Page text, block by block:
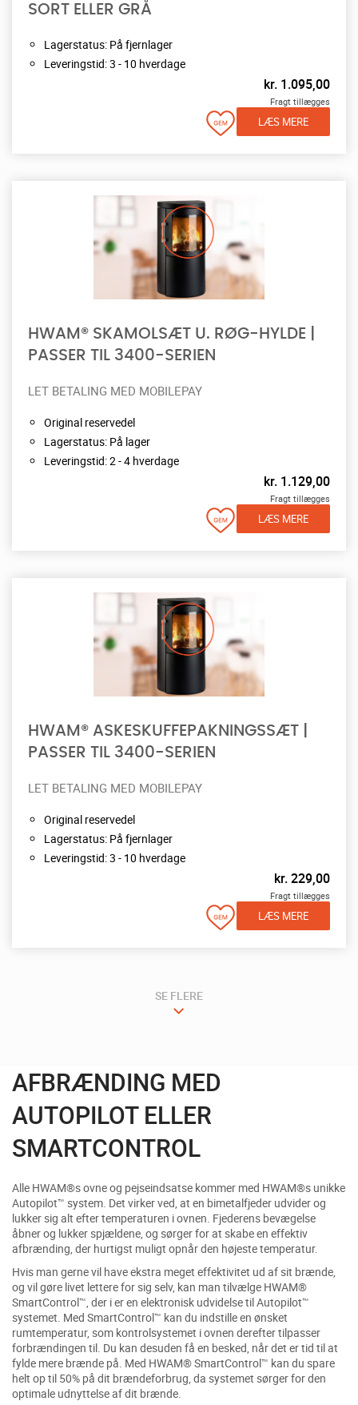
SORT ELLER GRÅ
Lagerstatus: På fjernlager
Leveringstid: 3 - 10 hverdage
kr. 1.095,00
Fragt tillægges
LÆS MERE
HWAM® SKAMOLSÆT U. RØG-HYLDE |
PASSER TIL 3400-SERIEN
LET BETALING MED MOBILEPAY
Original reservedel
Lagerstatus: På lager
Leveringstid: 2 - 4 hverdage
kr. 1.129,00
Fragt tillægges
LÆS MERE
HWAM® ASKESKUFFEPAKNINGSSÆT |
PASSER TIL 3400-SERIEN
LET BETALING MED MOBILEPAY
Original reservedel
Lagerstatus: På fjernlager
Leveringstid: 3 - 10 hverdage
kr.229,00
Fragt tillægges
LÆS MERE
SE FLERE
AFBRÆNDING MED
AUTOPILOT ELLER
SMARTCONTROL
Alle HWAM®s ovne og pejseindsatse kommer med HWAM®s unikke
Autopilot™ system. Det virker ved, at en bimetalfjeder udvider og
lukker sig alt efter temperaturen i ovnen. Fjederens bevægelse
åbner og lukker spjældene, og sørger for at skabe en effektiv
afbrænding, der hurtigst muligt opnår den højeste temperatur.
Hvis man gerne vil have ekstra meget effektivitet ud af sit brænde,
og vil gøre livet lettere for sig selv, kan man tilvælge HWAM®
SmartControl™, der i er en elektronisk udvidelse til Autopilot™
systemet. Med SmartControl™ kan du indstille en ønsket
rumtemperatur, som kontrolsystemet i ovnen derefter tilpasser
forbrændingen til. Du kan desuden få en besked, når det er tid til at
fylde mere brænde på. Med HWAM® SmartControl™ kan du spare
helt op til 50% på dit brændeforbrug, da systemet sørger for den
optimale udnyttelse af dit brænde.